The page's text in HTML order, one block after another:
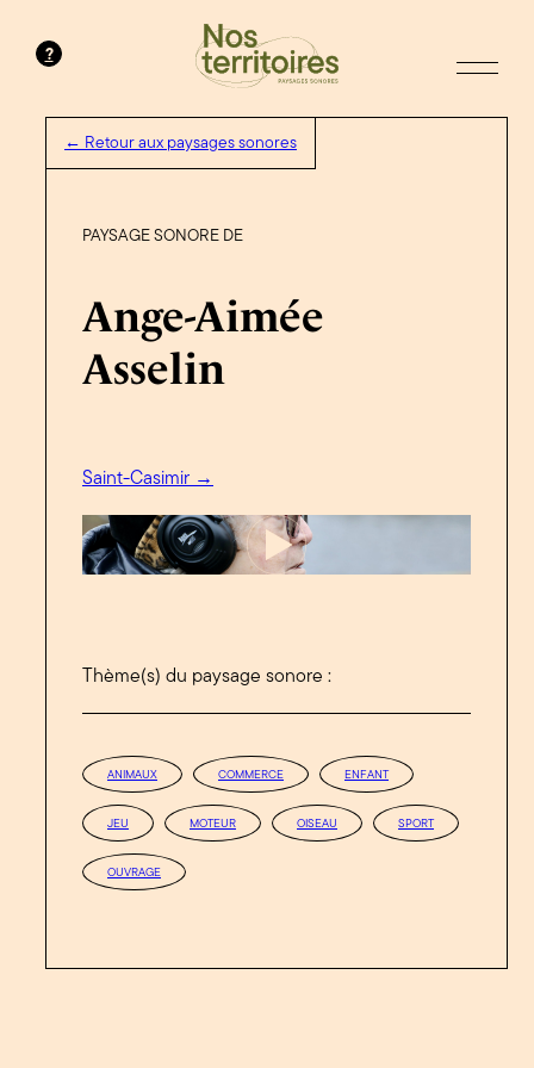
?
← Retour aux paysages sonores
PAYSAGE SONORE DE
Ange-Aimée
Asselin
Saint-Casimir →
Thème(s) du paysage sonore :
ANIMAUX COMMERCE ENFANT
JEU MOTEUR OISEAU SPORT
OUVRAGE